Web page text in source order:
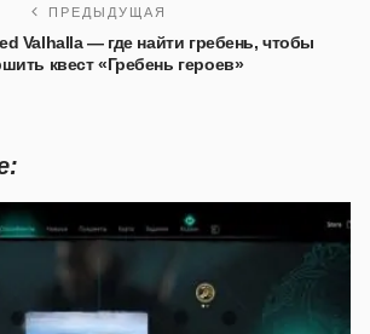
ПРЕДЫДУЩАЯ
Valhalla — где найти гребень, чтобы
квест «Гребень героев»